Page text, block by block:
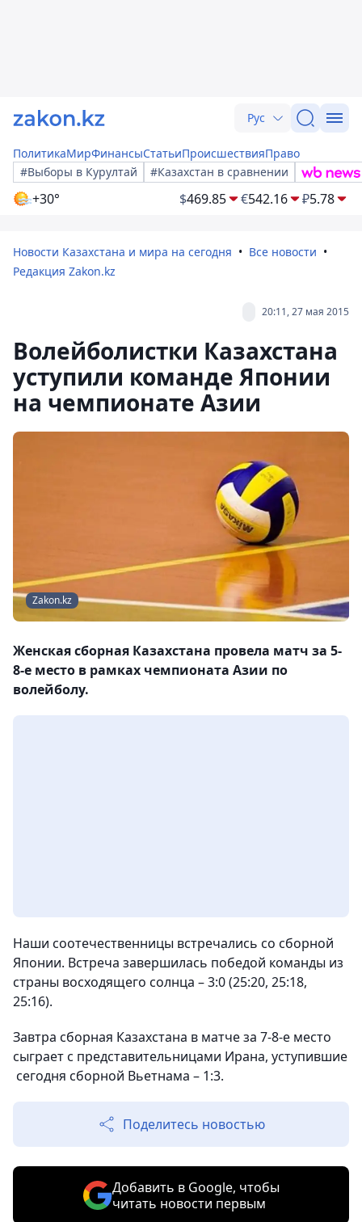
Рус
ПолитикаМирФинансыСтатьиПроисшествияПраво
#Выборы в Курултай
#Казахстан в сравнении
+30° $469.85 €542.16 ₽5.78
Новости Казахстана и мира на сегодня
Все новости
Редакция Zakon.kz
20:11, 27 мая 2015
Волейболистки Казахстана
уступили команде Японии
на чемпионате Азии
Zakon.kz
Женская сборная Казахстана провела матч за 5-
8-е место в рамках чемпионата Азии по
волейболу.
Наши соотечественницы встречались со сборной
Японии. Встреча завершилась победой команды из
страны восходящего солнца – 3:0 (25:20, 25:18,
25:16).
Завтра сборная Казахстана в матче за 7-8-е место
сыграет с представительницами Ирана, уступившие
сегодня сборной Вьетнама – 1:3.
Поделитесь новостью
Добавить в Google, чтобы
читать новости первым